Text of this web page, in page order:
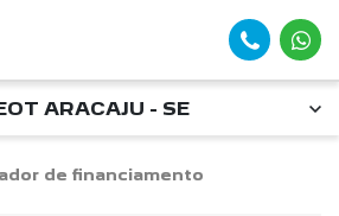
ARACAJU - SE
de financiamento